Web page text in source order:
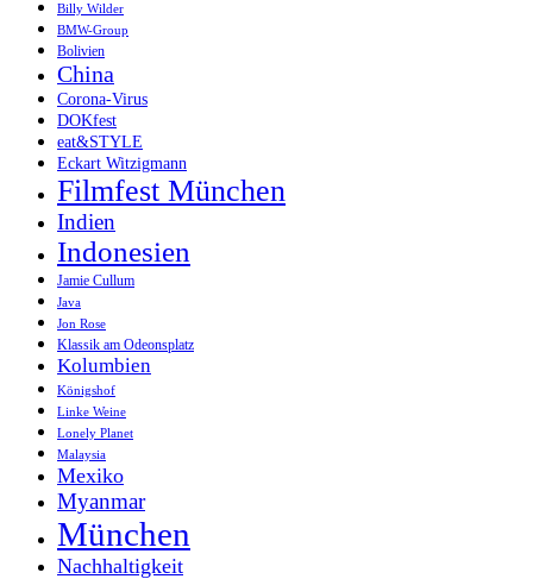
Billy Wilder
BMW-Group
Bolivien
China
Corona-Virus
DOKfest
eat&STYLE
Eckart Witzigmann
Filmfest München
Indien
Indonesien
Jamie Cullum
Java
Jon Rose
Klassik am Odeonsplatz
Kolumbien
Königshof
Linke Weine
Lonely Planet
Malaysia
Mexiko
Myanmar
München
Nachhaltigkeit